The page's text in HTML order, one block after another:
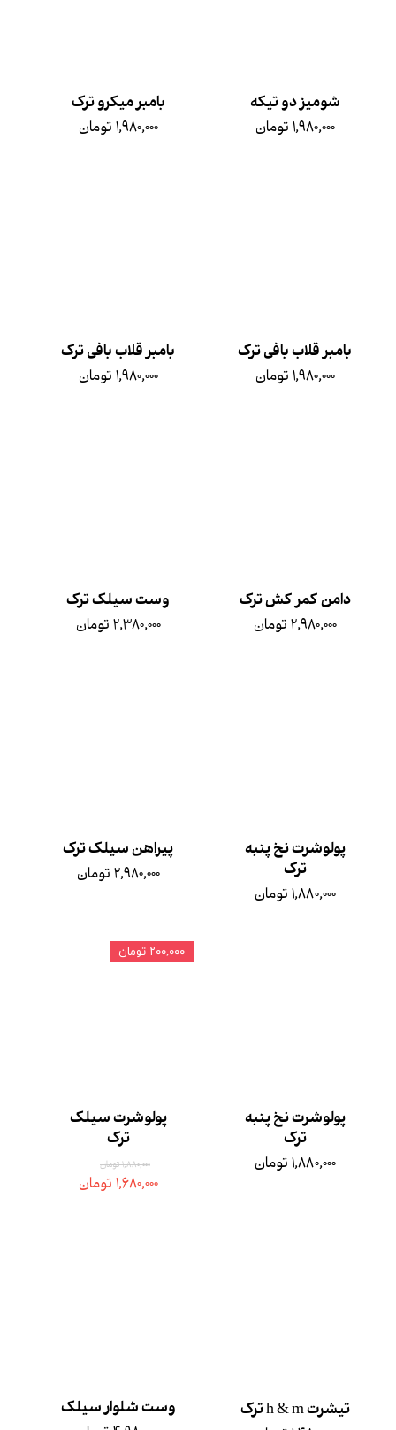
شومیز دو تیکه
۱,۹۸۰,۰۰۰ تومان
بامبر میکرو ترک
۱,۹۸۰,۰۰۰ تومان
بامبر قلاب بافی ترک
۱,۹۸۰,۰۰۰ تومان
بامبر قلاب بافی ترک
۱,۹۸۰,۰۰۰ تومان
دامن کمر کش ترک
۲,۹۸۰,۰۰۰ تومان
وست سیلک ترک
۲,۳۸۰,۰۰۰ تومان
پولوشرت نخ‌ پنبه
ترک
۱,۸۸۰,۰۰۰ تومان
پیراهن سیلک ترک
۲,۹۸۰,۰۰۰ تومان
پولوشرت نخ پنبه
ترک
۱,۸۸۰,۰۰۰ تومان
پولوشرت سیلک
ترک
۱,۸۸۰,۰۰۰ تومان
۱,۶۸۰,۰۰۰ تومان
۲۰۰,۰۰۰ تومان
تیشرت h & m ترک
وست شلوار سیلک